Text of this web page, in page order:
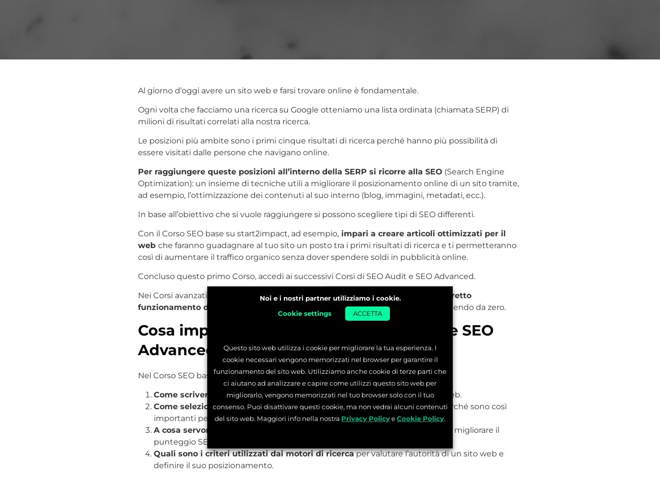
Al giorno d’oggi avere un sito web e farsi trovare online è fondamentale.
Ogni volta che facciamo una ricerca su Google otteniamo una lista ordinata (chiamata SERP) di
milioni di risultati correlati alla nostra ricerca.
Le posizioni più ambite sono i primi cinque risultati di ricerca perché hanno più possibilità di
essere visitati dalle persone che navigano online.
Per raggiungere queste posizioni all’interno della SERP si ricorre alla SEO (Search Engine
Optimization): un insieme di tecniche utili a migliorare il posizionamento online di un sito tramite,
ad esempio, l’ottimizzazione dei contenuti al suo interno (blog, immagini, metadati, ecc.).
In base all’obiettivo che si vuole raggiungere si possono scegliere tipi di SEO differenti.
Con il Corso SEO base su start2impact, ad esempio, impari a creare articoli ottimizzati per il
web che faranno guadagnare al tuo sito un posto tra i primi risultati di ricerca e ti permetteranno
così di aumentare il traffico organico senza dover spendere soldi in pubblicità online.
Concluso questo primo Corso, accedi ai successivi Corsi di SEO Audit e SEO Advanced.
Nei Corsi avanzati impari ad elaborare un’analisi tecnica per controllare il corretto
funzionamento di un sito web
e ottieni le competenze per realizzarne uno partendo da zero.
Cosa impari nel Corso di SEO, SEO Audit e SEO
Advanced?
Nel Corso SEO base impari le fondamenta della disciplina:
Come scrivere un articolo ottimizzatoin ottica SEO per il blog di un sito web.
Come selezionare le parole chiave, quali caratteristiche devono avere e perché sono così
importanti per realizzare una buona SEO.
A cosa servono gli attributi
title, alt tag e heading tag, e come sfruttarli per migliorare il
punteggio SEO del tuo sito.
Quali sono i criteri utilizzati dai motori di ricercaper valutare l’autorità di un sito web e
definire il suo posizionamento.
Noi e i nostri partner utilizziamo i cookie.
Cookie settings
ACCETTA
Questo sito web utilizza i cookie per migliorare la tua esperienza. I
cookie necessari vengono memorizzati nel browser per garantire il
funzionamento del sito web. Utilizziamo anche cookie di terze parti che
ci aiutano ad analizzare e capire come utilizzi questo sito web per
migliorarlo, vengono memorizzati nel tuo browser solo con il tuo
consenso. Puoi disattivare questi cookie, ma non vedrai alcuni contenuti
del sito web. Maggiori info nella nostra Privacy PolicyeCookie Policy.